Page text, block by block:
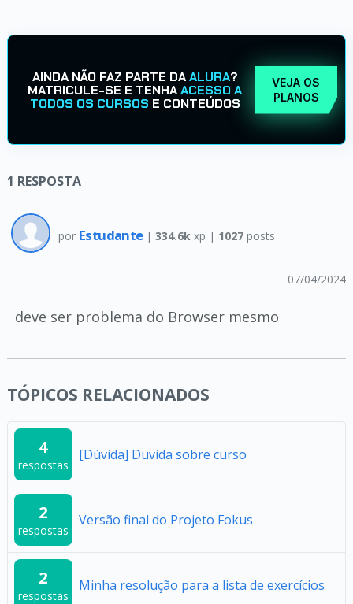
AINDA NÃO FAZ PARTE DAALURA?
MATRICULE-SE E TENHAACESSO A
TODOS OS CURSOS E CONTEÚDOS
VEJA OS
PLANOS
1 RESPOSTA
por Estudante | 334.6k xp | 1027posts
07/04/2024
deve ser problema do Browser mesmo
TÓPICOS RELACIONADOS
4
respostas
[Dúvida] Duvida sobre curso
2
respostas
Versão final do Projeto Fokus
2
respostas
Minha resolução para a lista de exercícios